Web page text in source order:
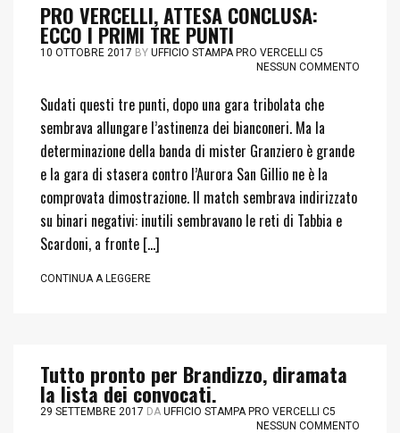
PRO VERCELLI, ATTESA CONCLUSA:
ECCO I PRIMI TRE PUNTI
10 OTTOBRE 2017 BY UFFICIO STAMPA PRO VERCELLI C5
NESSUN COMMENTO
Sudati questi tre punti, dopo una gara tribolata che
sembrava allungare l’astinenza dei bianconeri. Ma la
determinazione della banda di mister Granziero è grande
e la gara di stasera contro l’Aurora San Gillio ne è la
comprovata dimostrazione. Il match sembrava indirizzato
su binari negativi: inutili sembravano le reti di Tabbia e
Scardoni, a fronte […]
CONTINUA A LEGGERE
Tutto pronto per Brandizzo, diramata
la lista dei convocati.
29 SETTEMBRE 2017 DA UFFICIO STAMPA PRO VERCELLI C5
NESSUN COMMENTO